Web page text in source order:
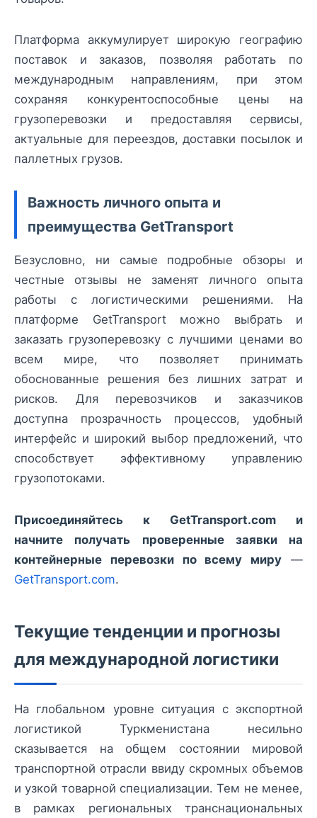
Платформа аккумулирует широкую географию
поставок и заказов, позволяя работать по
международным направлениям, при этом
сохраняя конкурентоспособные цены на
грузоперевозки и предоставляя сервисы,
актуальные для переездов, доставки посылок и
паллетных грузов.
Важность личного опыта и
преимущества GetTransport
Безусловно, ни самые подробные обзоры и
честные отзывы не заменят личного опыта
работы с логистическими решениями. На
платформе GetTransport можно выбрать и
заказать грузоперевозку с лучшими ценами во
всем мире, что позволяет принимать
обоснованные решения без лишних затрат и
рисков. Для перевозчиков и заказчиков
доступна прозрачность процессов, удобный
интерфейс и широкий выбор предложений, что
способствует эффективному управлению
грузопотоками.
Присоединяйтесь к GetTransport.com и
начните получать проверенные заявки на
контейнерные перевозки по всему миру —
GetTransport.com.
Текущие тенденции и прогнозы
для международной логистики
На глобальном уровне ситуация с экспортной
логистикой Туркменистана несильно
сказывается на общем состоянии мировой
транспортной отрасли ввиду скромных объемов
и узкой товарной специализации. Тем не менее,
в рамках региональных транснациональных